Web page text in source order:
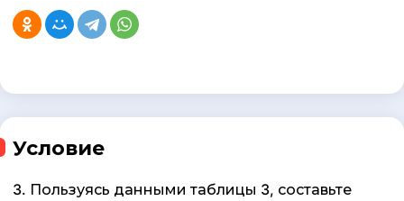
Условие
3. Пользуясь данными таблицы 3, составьте